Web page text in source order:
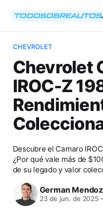
CHEVROLET
Chevrolet
IROC-Z
Descubre el Camaro
¿Por qué vale más de
de su legado y valor
German
23 de jun. de 2025